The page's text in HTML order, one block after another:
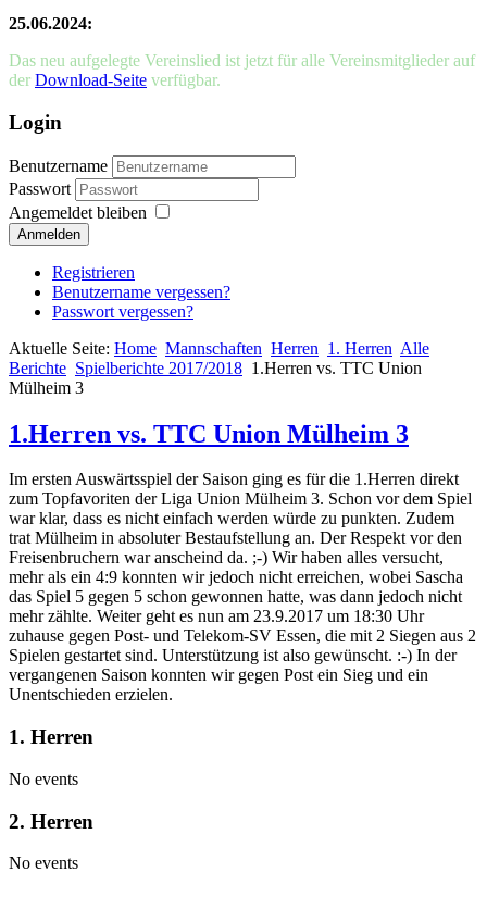
25.06.2024:
Das neu aufgelegte Vereinslied ist jetzt für alle Vereinsmitglieder auf
der Download-Seite verfügbar.
Login
Benutzername
Passwort
Angemeldet bleiben
Anmelden
Registrieren
Benutzername vergessen?
Passwort vergessen?
Aktuelle Seite: Home Mannschaften Herren 1. Herren Alle
Berichte Spielberichte 2017/2018 1.Herren vs. TTC Union
Mülheim 3
1.Herren vs. TTC Union Mülheim 3
Im ersten Auswärtsspiel der Saison ging es für die 1.Herren direkt
zum Topfavoriten der Liga Union Mülheim 3. Schon vor dem Spiel
war klar, dass es nicht einfach werden würde zu punkten. Zudem
trat Mülheim in absoluter Bestaufstellung an. Der Respekt vor den
Freisenbruchern war anscheind da. ;-) Wir haben alles versucht,
mehr als ein 4:9 konnten wir jedoch nicht erreichen, wobei Sascha
das Spiel 5 gegen 5 schon gewonnen hatte, was dann jedoch nicht
mehr zählte. Weiter geht es nun am 23.9.2017 um 18:30 Uhr
zuhause gegen Post- und Telekom-SV Essen, die mit 2 Siegen aus 2
Spielen gestartet sind. Unterstützung ist also gewünscht. :-) In der
vergangenen Saison konnten wir gegen Post ein Sieg und ein
Unentschieden erzielen.
1. Herren
No events
2. Herren
No events